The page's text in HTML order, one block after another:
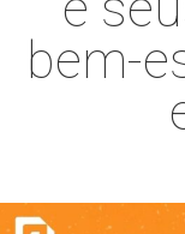
bem-